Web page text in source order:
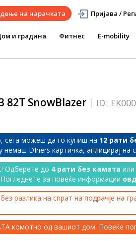
на нарачката Пријава /
и градина Фитнес E-mobility
82T SnowBlazer ID:
сега можеш да го купиш на 12 рати
немаш DIners картичка, аплицирај на
Одберете до 4 рати без камата или
за повеќе информации
разлика на спрат на подрачје на
комотно од вашиот дом. Повеќе